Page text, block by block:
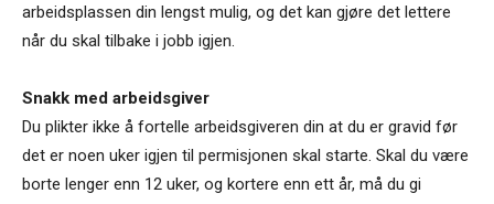
arbeidsplassen din lengst mulig, og det kan gjøre det lettere
når du skal tilbake i jobb igjen.
Snakk med arbeidsgiver
Du plikter ikke å fortelle arbeidsgiveren din at du er gravid før
det er noen uker igjen til permisjonen skal starte. Skal du være
borte lenger enn 12 uker, og kortere enn ett år, må du gi